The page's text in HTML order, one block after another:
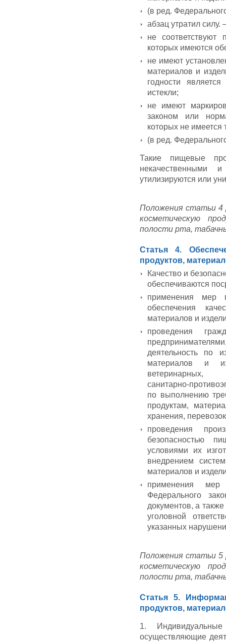
(в ред.
абзац утратил
не
которых имеются
не имеют
материалов и
годности
истекли;
не имеют
законом или
которых не
(в ред.
Такие пищевые
утилизируются или
Положения статьи
косметическую
полости рта,
Статья 4.
продуктов,
Качество и
обеспечиваются
применения мер
обеспечения
материалов и
проведения
деятельность по
материалов и
ветеринарных,
санитарно-
по выполнению
продуктам,
хранения,
проведения
безопасностью
условиями их
внедрением
материалов и
применения
Федерального
документов, а
уголовной
указанных
Положения статьи
косметическую
полости рта,
Статья 5.
продуктов,
1.
осуществляющие